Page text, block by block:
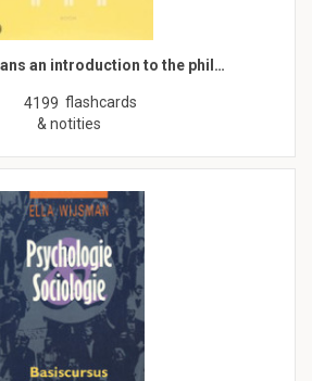
an introduction to the phil…
4199 flashcards
& notities